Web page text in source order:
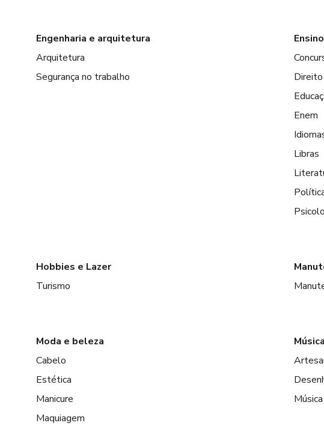
Engenharia e arquitetura
Arquitetura
Segurança no trabalho
Direito
Enem
Libras
Hobbies e Lazer
Turismo
Moda e beleza
Cabelo
Estética
Manicure
Maquiagem
Música